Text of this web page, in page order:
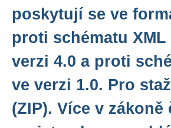
poskytují se ve
proti schématu
verzi 4.0 a proti
ve verzi 1.0. Pro
(ZIP). Více v zákoně